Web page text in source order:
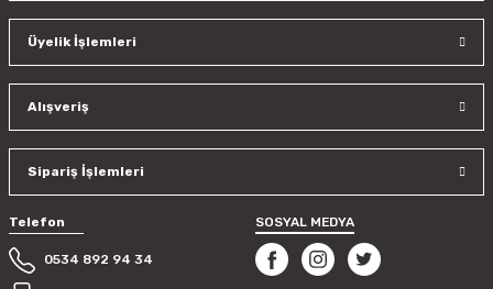
Üyelik İşlemleri
Alışveriş
Sipariş İşlemleri
Telefon
0534 892 94 34
SOSYAL MEDYA